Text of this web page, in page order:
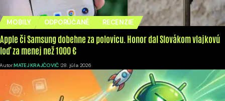
MOBILY ODPORÚČANÉ RECENZIE
Apple či Samsung dobehne za polovicu. Honor dal Slovákom vlajkovú
loď za menej než 1000 €
Autor:MATEJ KRAJČOVIČ 28. júla 2026